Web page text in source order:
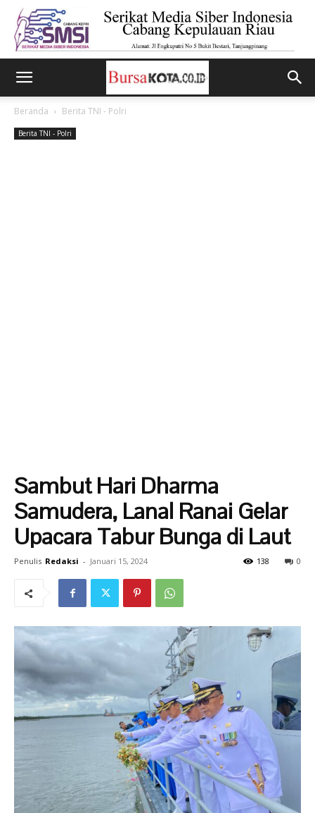
Beranda Berita TNI - Polri
Berita TNI - Polri
Sambut Hari Dharma
Samudera, Lanal Ranai Gelar
Upacara Tabur Bunga di Laut
Penulis Redaksi - Januari 15, 2024 0
138